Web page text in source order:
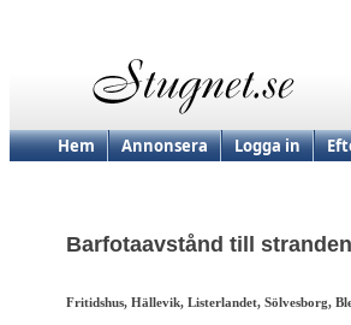
Hem Annonsera Logga in
Barfotaavstånd till stranden
Fritidshus, Hällevik, Listerlandet, Sölvesborg,